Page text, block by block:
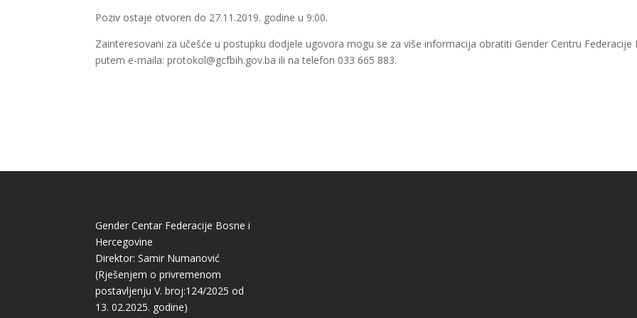
Poziv ostaje otvoren do 27.11.2019. godine u 9:00.
Zainteresovani za učešće u postupku dodjele ugovora mogu se za više informacija obratiti Gender Centru Federacije
putem e-maila: protokol@gcfbih.gov.ba ili na telefon 033 665 883.
Gender Centar Federacije Bosne i
Hercegovine
Direktor: Samir Numanović
(Rješenjem o privremenom
postavljenju V. broj:124/2025 od
13. 02.2025. godine)